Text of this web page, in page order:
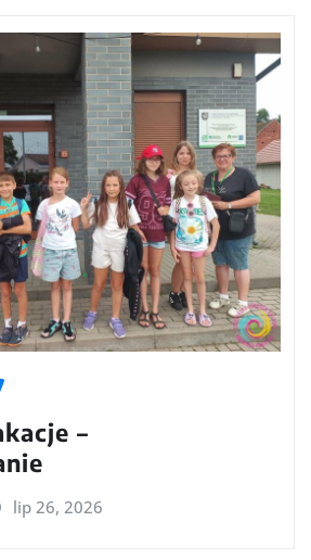
–
lip 26, 2026